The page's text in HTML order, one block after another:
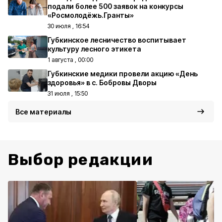
подали более 500 заявок на конкурсы
«Росмолодёжь.Гранты»
30 июля , 16:54
Губкинское лесничество воспитывает
культуру лесного этикета
1 августа , 00:00
Губкинские медики провели акцию «День
здоровья» в с. Бобровы Дворы
31 июля , 15:50
Все материалы
Выбор редакции